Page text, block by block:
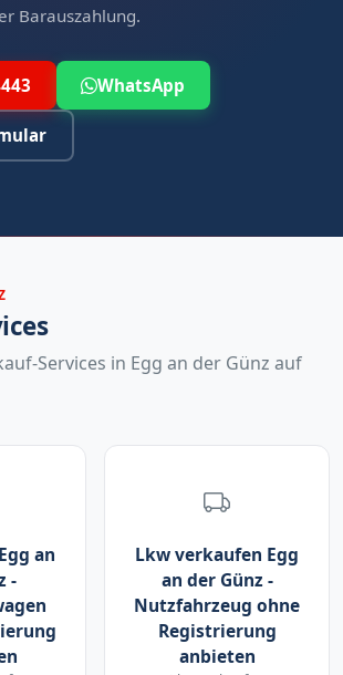
Barauszahlung.
WhatsApp
Services in Egg an der Günz auf
an
-
Lkw verkaufen Egg
an der Günz -
Nutzfahrzeug ohne
Registrierung
anbieten